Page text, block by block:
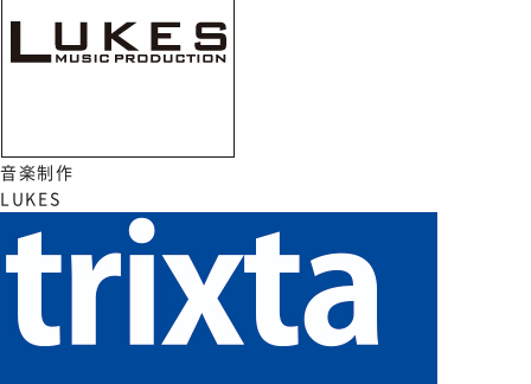
音楽制作
LUKES